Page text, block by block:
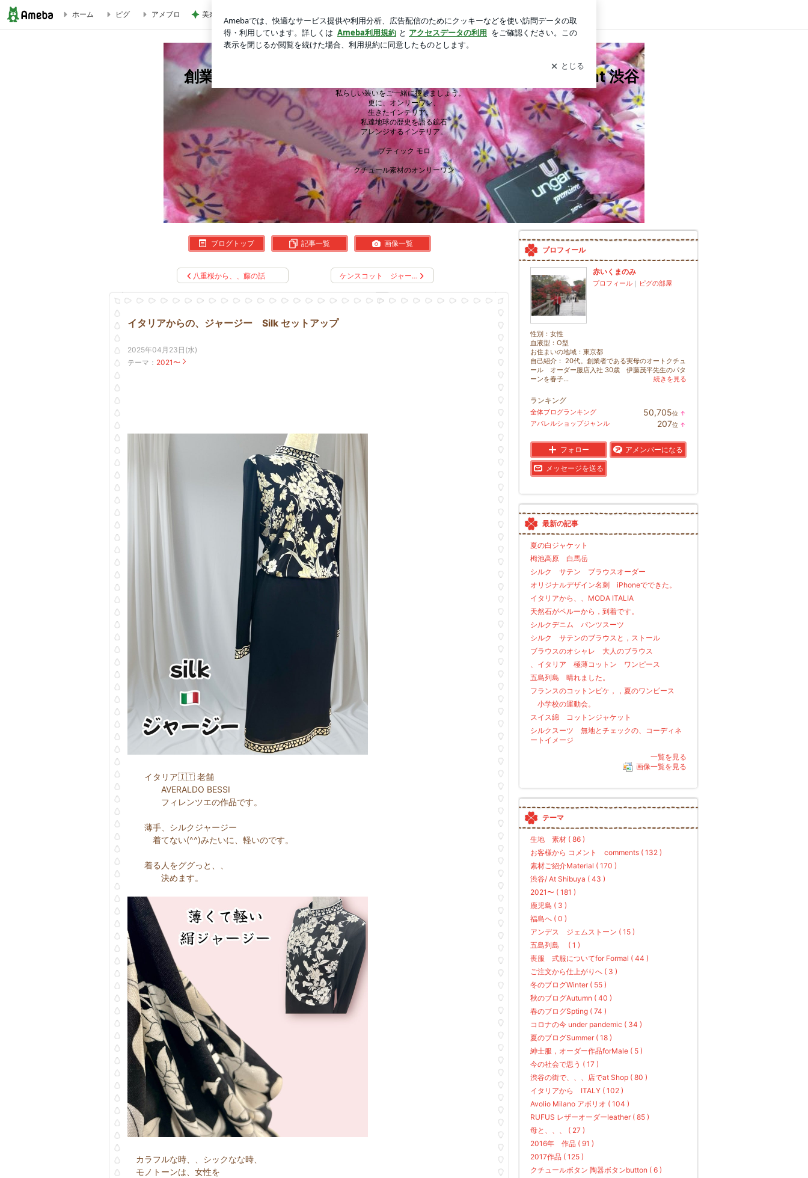
イタリアからの、ジャージー Silk セットアップ | 創業60年 オーダー婦人服店 赤いクマノミのブログ at 渋谷
ホーム ピグ アメブロ 美奈代 夫と次男 長男は衣装探し ログイン
創業60年 オーダー婦人服店 赤いクマノミのブログ at 渋谷
私らしい装いをご一緒に捜しましょう。
更に、オンリーワン、
生きたインテリア。
私達地球の歴史を語る鉱石
アレンジするインテリア。
ブティック モロ
クチュール素材のオンリーワン
ブログトップ 記事一覧 画像一覧
八重桜から、、藤の話 ケンスコット ジャー…
イタリアからの、ジャージー Silk セットアップ
2025年04月23日(水)
テーマ： 2021〜
イタリア🇮🇹 老舗
AVERALDO BESSI
フィレンツエの作品です。
薄手、シルクジャージー
着てない(^^)みたいに、軽いのです。
着る人をググっと、、
決めます。
カラフルな時、、シックなな時、
モノトーンは、女性を
プロフィール
赤いくまのみ
プロフィール ｜ ピグの部屋
性別： 女性
血液型： O型
お住まいの地域： 東京都
自己紹介： 20代。創業者である実母のオートクチュ
ール オーダー服店入社 30歳 伊藤茂平先生のパタ
ーンを春子...
続きを見る
ランキング
全体ブログランキング 50,705位 ↑
ン
アパレルショップジャンル 207位 ↑
ン
フォロー アメンバーになる
メッセージを送る
最新の記事
夏の白ジャケット
栂池高原 白馬岳
シルク サテン ブラウスオーダー
オリジナルデザイン名刺 iPhoneでできた。
イタリアから、、MODA ITALIA
天然石がペルーから，到着です。
シルクデニム パンツスーツ
シルク サテンのブラウスと，ストール
ブラウスのオシャレ 大人のブラウス
、イタリア 極薄コットン ワンピース
五島列島 晴れました。
フランスのコットンピケ，，夏のワンピース
小学校の運動会。
スイス綿 コットンジャケット
シルクスーツ 無地とチェックの、コーディネ
ートイメージ
一覧を見る
画像一覧を見る
テーマ
生地 素材 ( 86 )
お客様から コメント comments ( 132 )
素材ご紹介Material ( 170 )
渋谷/ At Shibuya ( 43 )
2021〜 ( 181 )
鹿児島 ( 3 )
福島へ ( 0 )
アンデス ジェムストーン ( 15 )
五島列島 ( 1 )
喪服 式服についてfor Formal ( 44 )
ご注文から仕上がりへ ( 3 )
冬のブログWinter ( 55 )
秋のブログAutumn ( 40 )
春のブログSpting ( 74 )
コロナの今 under pandemic ( 34 )
夏のブログSummer ( 18 )
紳士服，オーダー作品forMale ( 5 )
今の社会で思う ( 17 )
渋谷の街で、、、店でat Shop ( 80 )
イタリアから ITALY ( 102 )
Avolio Milano アボリオ ( 104 )
RUFUS レザーオーダーleather ( 85 )
母と、、、 ( 27 )
2016年 作品 ( 91 )
2017作品 ( 125 )
クチュールボタン 陶器ボタンbutton ( 6 )